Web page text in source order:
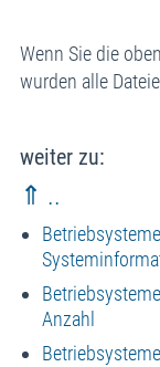
Wenn Sie die
wurden alle
weiter zu:
⇑ ..
Anzahl